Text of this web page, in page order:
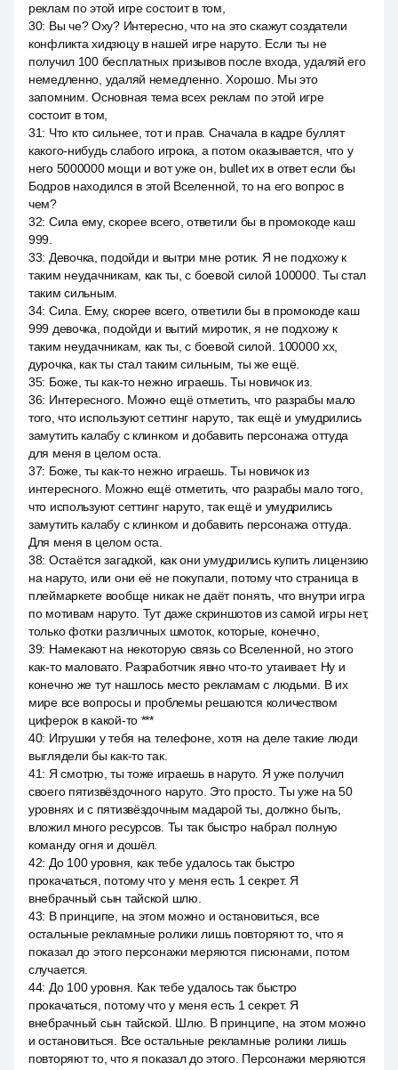
реклам по этой игре состоит в том,
30: Вы че? Оху? Интересно, что на это скажут создатели
конфликта хидзюцу в нашей игре наруто. Если ты не
получил 100 бесплатных призывов после входа, удаляй его
немедленно, удаляй немедленно. Хорошо. Мы это
запомним. Основная тема всех реклам по этой игре
состоит в том,
31: Что кто сильнее, тот и прав. Сначала в кадре буллят
какого-нибудь слабого игрока, а потом оказывается, что у
него 5000000 мощи и вот уже он, bullet их в ответ если бы
Бодров находился в этой Вселенной, то на его вопрос в
чем?
32: Сила ему, скорее всего, ответили бы в промокоде каш
999.
33: Девочка, подойди и вытри мне ротик. Я не подхожу к
таким неудачникам, как ты, с боевой силой 100000. Ты стал
таким сильным.
34: Сила. Ему, скорее всего, ответили бы в промокоде каш
999 девочка, подойди и вытий миротик, я не подхожу к
таким неудачникам, как ты, с боевой силой. 100000 хх,
дурочка, как ты стал таким сильным, ты же ещё.
35: Боже, ты как-то нежно играешь. Ты новичок из.
36: Интересного. Можно ещё отметить, что разрабы мало
того, что используют сеттинг наруто, так ещё и умудрились
замутить калабу с клинком и добавить персонажа оттуда
для меня в целом оста.
37: Боже, ты как-то нежно играешь. Ты новичок из
интересного. Можно ещё отметить, что разрабы мало того,
что используют сеттинг наруто, так ещё и умудрились
замутить калабу с клинком и добавить персонажа оттуда.
Для меня в целом оста.
38: Остаётся загадкой, как они умудрились купить лицензию
на наруто, или они её не покупали, потому что страница в
плеймаркете вообще никак не даёт понять, что внутри игра
по мотивам наруто. Тут даже скриншотов из самой игры нет,
только фотки различных шмоток, которые, конечно,
39: Намекают на некоторую связь со Вселенной, но этого
как-то маловато. Разработчик явно что-то утаивает. Ну и
конечно же тут нашлось место рекламам с людьми. В их
мире все вопросы и проблемы решаются количеством
циферок в какой-то ***
40: Игрушки у тебя на телефоне, хотя на деле такие люди
выглядели бы как-то так.
41: Я смотрю, ты тоже играешь в наруто. Я уже получил
своего пятизвёздочного наруто. Это просто. Ты уже на 50
уровнях и с пятизвёздочным мадарой ты, должно быть,
вложил много ресурсов. Ты так быстро набрал полную
команду огня и дошёл.
42: До 100 уровня, как тебе удалось так быстро
прокачаться, потому что у меня есть 1 секрет. Я
внебрачный сын тайской шлю.
43: В принципе, на этом можно и остановиться, все
остальные рекламные ролики лишь повторяют то, что я
показал до этого персонажи меряются писюнами, потом
случается.
44: До 100 уровня. Как тебе удалось так быстро
прокачаться, потому что у меня есть 1 секрет. Я
внебрачный сын тайской. Шлю. В принципе, на этом можно
и остановиться. Все остальные рекламные ролики лишь
повторяют то, что я показал до этого. Персонажи меряются